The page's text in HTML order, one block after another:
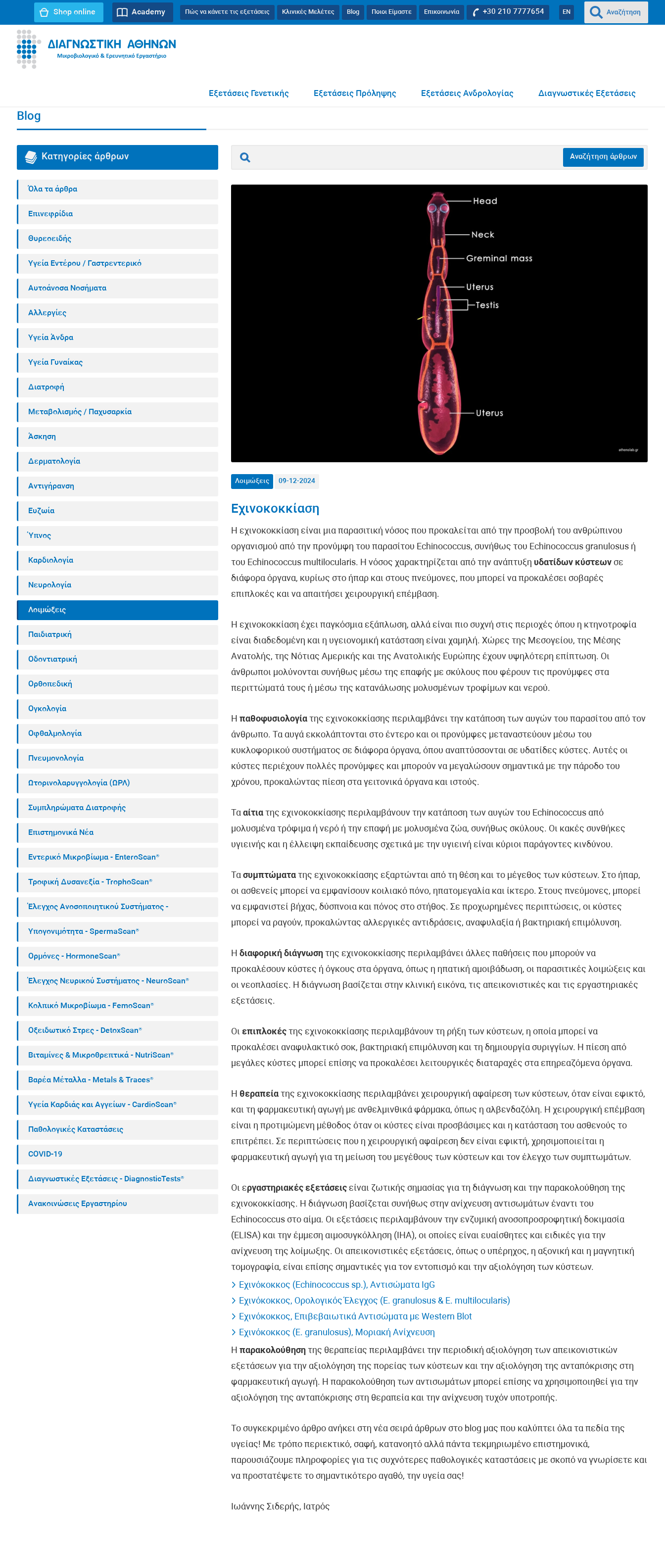
EN
+30 210 7777654
Επικοινωνία
Ποιοι Είμαστε
Blog
Κλινικές Μελέτες
Πώς να κάνετε τις εξετάσεις
Academy
Shop online
Διαγνωστικές Εξετάσεις
Εξετάσεις Ανδρολογίας
Εξετάσεις Πρόληψης
Εξετάσεις Γενετικής
Blog
Κατηγορίες άρθρων
Όλα τα άρθρα
Επινεφρίδια
Θυρεοειδής
Υγεία Εντέρου / Γαστρεντερικό
Αυτοάνοσα Νοσήματα
Αλλεργίες
Υγεία Άνδρα
Υγεία Γυναίκας
Διατροφή
Μεταβολισμός / Παχυσαρκία
Άσκηση
Δερματολογία
Αντιγήρανση
Ευζωία
Ύπνος
Καρδιολογία
Νευρολογία
Λοιμώξεις
Παιδιατρική
Οδοντιατρική
Ορθοπεδική
Ογκολογία
Οφθαλμολογία
Πνευμονολογία
Ωτορινολαρυγγολογία (ΩΡΛ)
Συμπληρώματα Διατροφής
Επιστημονικά Νέα
Εντερικό Μικροβίωμα - EnteroScan®
Τροφική Δυσανεξία - TrophoScan®
Έλεγχος Ανοσοποιητικού Συστήματος -
ImmuneScan®
Υπογονιμότητα - SpermaScan®
Ορμόνες - HormoneScan®
Έλεγχος Νευρικού Συστήματος - NeuroScan®
Κολπικό Μικροβίωμα - FemoScan®
Οξειδωτικό Στρες - DetoxScan®
Βιταμίνες & Μικροθρεπτικά - NutriScan®
Βαρέα Μέταλλα - Metals & Traces®
Υγεία Καρδιάς και Αγγείων - CardioScan®
Παθολογικές Καταστάσεις
COVID-19
Διαγνωστικές Εξετάσεις - DiagnosticTests®
Ανακοινώσεις Εργαστηρίου
Αναζήτηση άρθρων
Λοιμώξεις 09-12-2024
Εχινοκοκκίαση
Η εχινοκοκκίαση είναι μια παρασιτική νόσος που προκαλείται από την προσβολή του ανθρώπινου
οργανισμού από την προνύμφη του παρασίτου Echinococcus, συνήθως του Echinococcus granulosus ή
του Echinococcus multilocularis. Η νόσος χαρακτηρίζεται από την ανάπτυξη υδατίδων κύστεων σε
διάφορα όργανα, κυρίως στο ήπαρ και στους πνεύμονες, που μπορεί να προκαλέσει σοβαρές
επιπλοκές και να απαιτήσει χειρουργική επέμβαση.
Η εχινοκοκκίαση έχει παγκόσμια εξάπλωση, αλλά είναι πιο συχνή στις περιοχές όπου η κτηνοτροφία
είναι διαδεδομένη και η υγειονομική κατάσταση είναι χαμηλή. Χώρες της Μεσογείου, της Μέσης
Ανατολής, της Νότιας Αμερικής και της Ανατολικής Ευρώπης έχουν υψηλότερη επίπτωση. Οι
άνθρωποι μολύνονται συνήθως μέσω της επαφής με σκύλους που φέρουν τις προνύμφες στα
περιττώματά τους ή μέσω της κατανάλωσης μολυσμένων τροφίμων και νερού.
Ηπαθοφυσιολογίατης εχινοκοκκίασης περιλαμβάνει την κατάποση των αυγών του παρασίτου από τον
άνθρωπο. Τα αυγά εκκολάπτονται στο έντερο και οι προνύμφες μεταναστεύουν μέσω του
κυκλοφορικού συστήματος σε διάφορα όργανα, όπου αναπτύσσονται σε υδατίδες κύστες. Αυτές οι
κύστες περιέχουν πολλές προνύμφες και μπορούν να μεγαλώσουν σημαντικά με την πάροδο του
χρόνου, προκαλώντας πίεση στα γειτονικά όργανα και ιστούς.
Τααίτιατης εχινοκοκκίασης περιλαμβάνουν την κατάποση των αυγών του Echinococcus από
μολυσμένα τρόφιμα ή νερό ή την επαφή με μολυσμένα ζώα, συνήθως σκύλους. Οι κακές συνθήκες
υγιεινής και η έλλειψη εκπαίδευσης σχετικά με την υγιεινή είναι κύριοι παράγοντες κινδύνου.
Τασυμπτώματατης εχινοκοκκίασης εξαρτώνται από τη θέση και το μέγεθος των κύστεων. Στο ήπαρ,
οι ασθενείς μπορεί να εμφανίσουν κοιλιακό πόνο, ηπατομεγαλία και ίκτερο. Στους πνεύμονες, μπορεί
να εμφανιστεί βήχας, δύσπνοια και πόνος στο στήθος. Σε προχωρημένες περιπτώσεις, οι κύστες
μπορεί να ραγούν, προκαλώντας αλλεργικές αντιδράσεις, αναφυλαξία ή βακτηριακή επιμόλυνση.
Ηδιαφορική διάγνωση της εχινοκοκκίασης περιλαμβάνει άλλες παθήσεις που μπορούν να
προκαλέσουν κύστες ή όγκους στα όργανα, όπως η ηπατική αμοιβάδωση, οι παρασιτικές λοιμώξεις και
οι νεοπλασίες. Η διάγνωση βασίζεται στην κλινική εικόνα, τις απεικονιστικές και τις εργαστηριακές
εξετάσεις.
Οιεπιπλοκέςτης εχινοκοκκίασης περιλαμβάνουν τη ρήξη των κύστεων, η οποία μπορεί να
προκαλέσει αναφυλακτικό σοκ, βακτηριακή επιμόλυνση και τη δημιουργία συριγγίων. Η πίεση από
μεγάλες κύστες μπορεί επίσης να προκαλέσει λειτουργικές διαταραχές στα επηρεαζόμενα όργανα.
Η θεραπεία της εχινοκοκκίασης περιλαμβάνει χειρουργική αφαίρεση των κύστεων, όταν είναι εφικτό,
και τη φαρμακευτική αγωγή με ανθελμινθικά φάρμακα, όπως η αλβενδαζόλη. Η χειρουργική επέμβαση
είναι η προτιμώμενη μέθοδος όταν οι κύστες είναι προσβάσιμες και η κατάσταση του ασθενούς το
επιτρέπει. Σε περιπτώσεις που η χειρουργική αφαίρεση δεν είναι εφικτή, χρησιμοποιείται η
φαρμακευτική αγωγή για τη μείωση του μεγέθους των κύστεων και τον έλεγχο των συμπτωμάτων.
Οι εργαστηριακές εξετάσεις είναι ζωτικής σημασίας για τη διάγνωση και την παρακολούθηση της
εχινοκοκκίασης. Η διάγνωση βασίζεται συνήθως στην ανίχνευση αντισωμάτων έναντι του
Echinococcus στο αίμα. Οι εξετάσεις περιλαμβάνουν την ενζυμική ανοσοπροσροφητική δοκιμασία
(ELISA) και την έμμεση αιμοσυγκόλληση (IHA), οι οποίες είναι ευαίσθητες και ειδικές για την
ανίχνευση της λοίμωξης. Οι απεικονιστικές εξετάσεις, όπως ο υπέρηχος, η αξονική και η μαγνητική
τομογραφία, είναι επίσης σημαντικές για τον εντοπισμό και την αξιολόγηση των κύστεων.
Εχινόκοκκος (Echinococcus sp.), Aντισώματα IgG
Εχινόκοκκος, Ορολογικός Έλεγχος (E. granulosus & E. multilocularis)
Εχινόκοκκος, Επιβεβαιωτικά Aντισώματα με Western Blot
Εχινόκοκκος (E. granulosus), Μοριακή Ανίχνευση
Ηπαρακολούθησητης θεραπείας περιλαμβάνει την περιοδική αξιολόγηση των απεικονιστικών
εξετάσεων για την αξιολόγηση της πορείας των κύστεων και την αξιολόγηση της ανταπόκρισης στη
φαρμακευτική αγωγή. Η παρακολούθηση των αντισωμάτων μπορεί επίσης να χρησιμοποιηθεί για την
αξιολόγηση της ανταπόκρισης στη θεραπεία και την ανίχνευση τυχόν υποτροπής.
Το συγκεκριμένο άρθρο ανήκει στη νέα σειρά άρθρων στο blog μας που καλύπτει όλα τα πεδία της
υγείας! Με τρόπο περιεκτικό, σαφή, κατανοητό αλλά πάντα τεκμηριωμένο επιστημονικά,
παρουσιάζουμε πληροφορίες για τις συχνότερες παθολογικές καταστάσεις με σκοπό να γνωρίσετε και
να προστατέψετε το σημαντικότερο αγαθό, την υγεία σας!
Ιωάννης Σιδερής, Ιατρός